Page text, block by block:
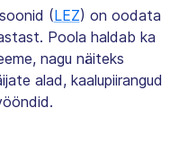
(LEZ) on oodata
Poola haldab ka
nagu näiteks
alad, kaalupiirangud